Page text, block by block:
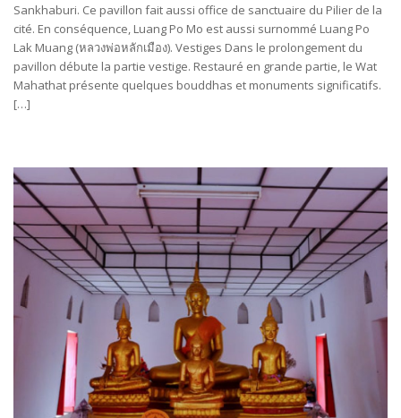
Sankhaburi. Ce pavillon fait aussi office de sanctuaire du Pilier de la
cité. En conséquence, Luang Po Mo est aussi surnommé Luang Po
Lak Muang (หลวงพ่อหลักเมือง). Vestiges Dans le prolongement du
pavillon débute la partie vestige. Restauré en grande partie, le Wat
Mahathat présente quelques bouddhas et monuments significatifs.
[…]